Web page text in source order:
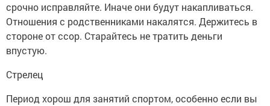
срочно исправляйте. Иначе они будут накапливаться.
Отношения с родственниками накалятся. Держитесь в
стороне от ссор. Старайтесь не тратить деньги
впустую.
Стрелец
Период хорош для занятий спортом, особенно если вы